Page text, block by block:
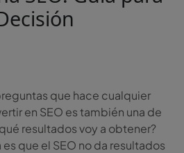
que hace cualquier
en SEO es también una de
resultados voy a obtener?
que el SEO no da resultados